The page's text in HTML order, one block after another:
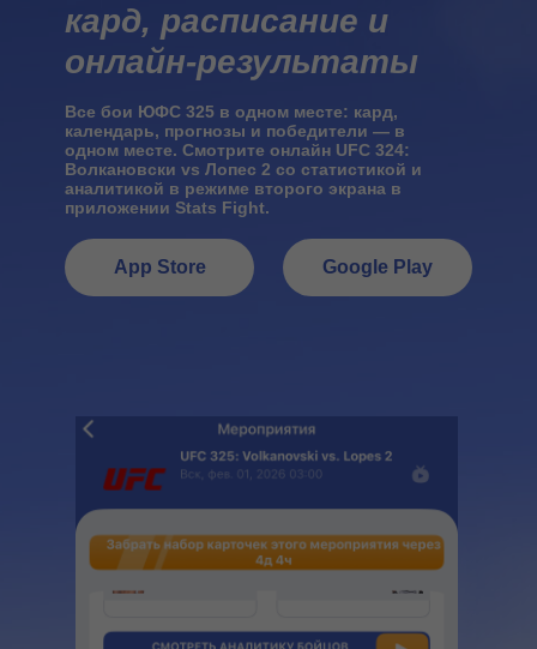
Все бои ЮФС 325 в одном месте: кард,
календарь, прогнозы и победители — в
одном месте. Смотрите онлайн UFC 324:
Волкановски vs Лопес 2 со статистикой и
аналитикой в режиме второго экрана в
приложении Stats Fight.
кард, расписание и
онлайн-результаты
Google Play
App Store